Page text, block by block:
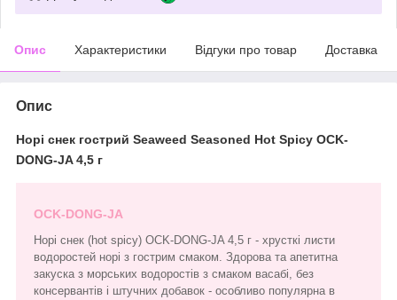
Опис Характеристики Відгуки про товар Доставка
Опис
Норі снек гострий Seaweed Seasoned Hot Spicy OCK-
DONG-JA 4,5 г
OCK-DONG-JA
Норі снек (hot spicy) OCK-DONG-JA 4,5 г - хрусткі листи
водоростей норі з гострим смаком. Здорова та апетитна
закуска з морських водоростів з смаком васабі, без
консервантів і штучних добавок - особливо популярна в